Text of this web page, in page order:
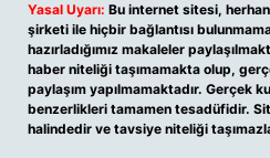
Yasal Uyarı: Bu internet sitesi,
şirketi ile hiçbir bağlantısı
hazırladığımız makaleler
haber niteliği taşımamakta olup,
paylaşım yapılmamaktadır. Gerçek
benzerlikleri tamamen tesadüfidir.
halindedir ve tavsiye niteliği